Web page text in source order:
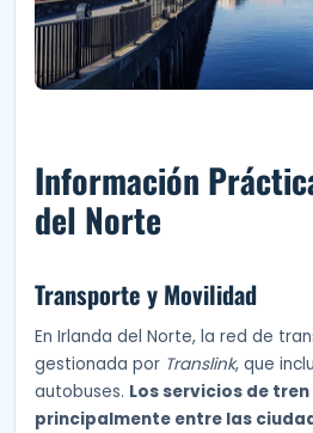
Información
del Norte
Transporte y Movilidad
En Irlanda del Norte, la red de
gestionada por Translink, que
autobuses. Los servicios de
principalmente entre las